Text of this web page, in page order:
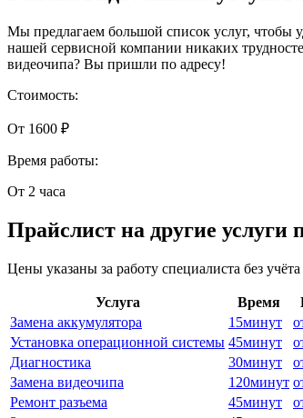
Мы предлагаем большой список услуг, чтобы
нашей сервисной компании никаких
видеочипа? Вы пришли по адресу!
Стоимость:
От 1600 ₽
Время работы:
От 2 часа
Прайслист на другие услуги
Цены указаны за работу специалиста без
Услуга Время
Замена аккумулятора
15минут
Установка операционной системы 45минут
Диагностика
30минут
Замена видеочипа
120минут
Ремонт разъема
45минут